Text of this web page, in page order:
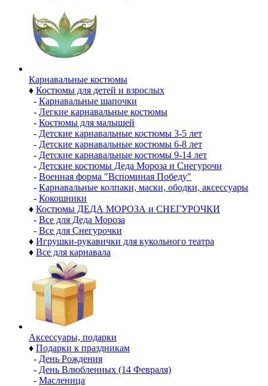
Карнавальные костюмы
♦ Костюмы для детей и взрослых
- Карнавальные шапочки
- Легкие карнавальные костюмы
- Костюмы для малышей
- Детские карнавальные костюмы 3-5 лет
- Детские карнавальные костюмы 6-8 лет
- Детские карнавальные костюмы 9-14 лет
- Детские костюмы Деда Мороза и Снегурочи
- Военная форма "Вспоминая Победу"
- Карнавальные колпаки, маски, ободки, аксессуары
- Кокошники
♦ Костюмы ДЕДА МОРОЗА и СНЕГУРОЧКИ
- Все для Деда Мороза
- Все для Снегурочки
♦ Игрушки-рукавички для кукольного театра
♦ Все для карнавала
Аксессуары, подарки
♦ Подарки к праздникам
- День Рождения
- День Влюбленных (14 Февраля)
- Масленица